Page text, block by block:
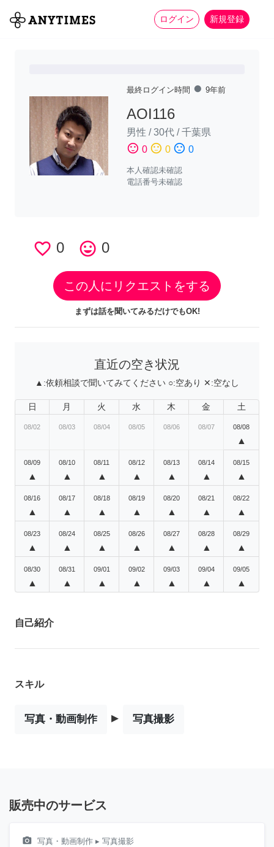
ログイン 新規登録
全て 家事 more_horiz
最終ログイン時間 fiber_manual_record 9年前
AOI116
男性 /30代 /千葉県
sentiment_satisfied 0 sentiment_neutral 0 sentiment_dissatisfied 0
本人確認未確認
電話番号未確認
favorite_border 0 tag_faces 0
この人にリクエストをする
まずは話を聞いてみるだけでもOK!
直近の空き状況
▲:依頼相談で聞いてみてください ○:空あり ✕:空なし
日 月 火 水 木 金 土
08/02 08/03 08/04 08/05 08/06 08/07 08/08
▲
08/09
▲
08/10
▲
08/11
▲
08/12
▲
08/13
▲
08/14
▲
08/15
▲
08/16
▲
08/17
▲
08/18
▲
08/19
▲
08/20
▲
08/21
▲
08/22
▲
08/23
▲
08/24
▲
08/25
▲
08/26
▲
08/27
▲
08/28
▲
08/29
▲
08/30
▲
08/31
▲
09/01
▲
09/02
▲
09/03
▲
09/04
▲
09/05
▲
自己紹介
スキル
写真・動画制作 ▸ 写真撮影
販売中のサービス
camera_alt 写真・動画制作 ▸ 写真撮影